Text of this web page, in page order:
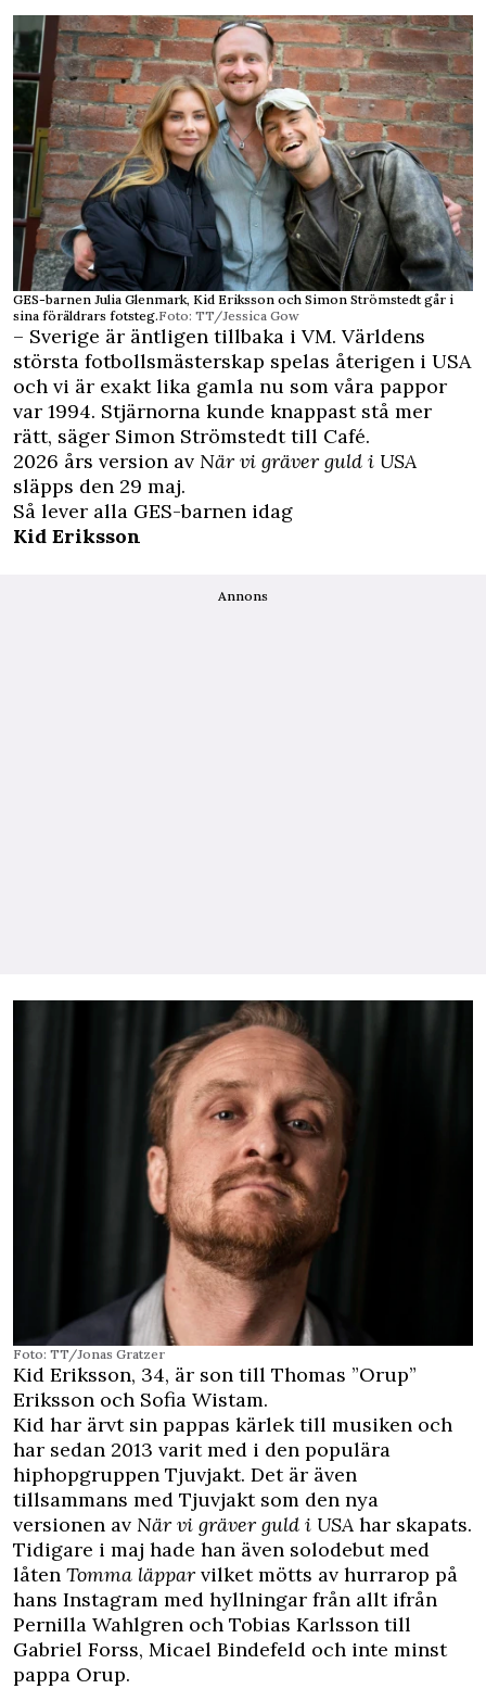
GES-barnen Julia Glenmark, Kid Eriksson och Simon Strömstedt går i
sina föräldrars fotsteg.Foto: TT/Jessica Gow
– Sverige är äntligen tillbaka i VM. Världens
största fotbollsmästerskap spelas återigen i USA
och vi är exakt lika gamla nu som våra pappor
var 1994. Stjärnorna kunde knappast stå mer
rätt, säger Simon Strömstedt till Café.
2026 års version av När vi gräver guld i USA
släpps den 29 maj.
Så lever alla GES-barnen idag
Kid Eriksson
Annons
Foto: TT/Jonas Gratzer
Kid Eriksson, 34, är son till Thomas ”Orup”
Eriksson och Sofia Wistam.
Kid har ärvt sin pappas kärlek till musiken och
har sedan 2013 varit med i den populära
hiphopgruppen Tjuvjakt. Det är även
tillsammans med Tjuvjakt som den nya
versionen av När vi gräver guld i USA har skapats.
Tidigare i maj hade han även solodebut med
låten Tomma läppar vilket mötts av hurrarop på
hans Instagram med hyllningar från allt ifrån
Pernilla Wahlgren och Tobias Karlsson till
Gabriel Forss, Micael Bindefeld och inte minst
pappa Orup.